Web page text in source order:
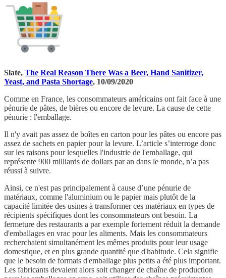
Slate, The Real Reason There Was a Beer, Hand Sanitizer,
Yeast, and Pasta Shortage, 10/09/2020
Comme en France, les consommateurs américains ont fait face à une
pénurie de pâtes, de bières ou encore de levure. La cause de cette
pénurie : l'emballage.
Il n'y avait pas assez de boîtes en carton pour les pâtes ou encore pas
assez de sachets en papier pour la levure. L’article s’interroge donc
sur les raisons pour lesquelles l'industrie de l'emballage, qui
représente 900 milliards de dollars par an dans le monde, n’a pas
réussi à suivre.
Ainsi, ce n'est pas principalement à cause d’une pénurie de
matériaux, comme l'aluminium ou le papier mais plutôt de la
capacité limitée des usines à transformer ces matériaux en types de
récipients spécifiques dont les consommateurs ont besoin. La
fermeture des restaurants a par exemple fortement réduit la demande
d'emballages en vrac pour les aliments. Mais les consommateurs
recherchaient simultanément les mêmes produits pour leur usage
domestique, et en plus grande quantité que d'habitude. Cela signifie
que le besoin de formats d'emballage plus petits a été plus important.
Les fabricants devaient alors soit changer de chaîne de production